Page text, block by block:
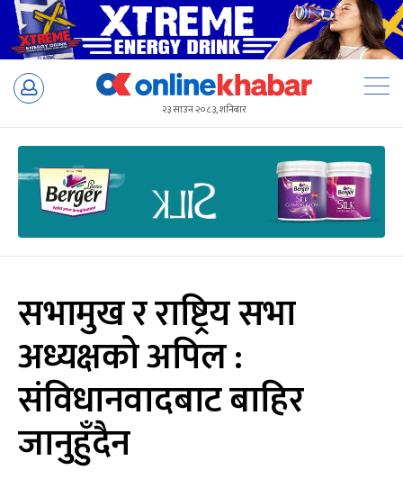
Skip
२३ साउन २०८३, शनिबार
सभामुख र राष्ट्रिय सभा
अध्यक्षको अपिल :
संविधानवादबाट बाहिर
जानुहुँदैन